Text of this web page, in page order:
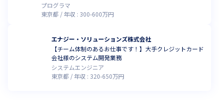
プログラマ
東京都
年収 : 300-600万円
エナジー・ソリューションズ株式会社
【チーム体制のあるお仕事です！】大手クレジットカード
会社様のシステム開発業務
システムエンジニア
東京都
年収 : 320-650万円